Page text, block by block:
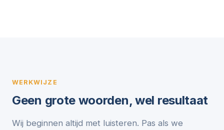
WERKWIJZE
Geen grote woorden, wel resultaat
Wij beginnen altijd met luisteren. Pas als we